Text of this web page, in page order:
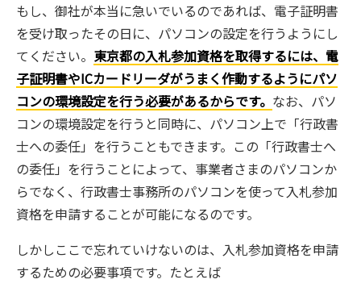
もし、御社が本当に急いでいるのであれば、電子証明書
を受け取ったその日に、パソコンの設定を行うようにし
てください。 東京都の入札参加資格を取得するには、電
子証明書やICカードリーダがうまく作動するようにパソ
コンの環境設定を行う必要があるからです。 なお、パソ
コンの環境設定を行うと同時に、パソコン上で「行政書
士への委任」を行うこともできます。この「行政書士へ
の委任」を行うことによって、事業者さまのパソコンか
らでなく、行政書士事務所のパソコンを使って入札参加
資格を申請することが可能になるのです。
しかしここで忘れていけないのは、入札参加資格を申請
するための必要事項です。たとえば